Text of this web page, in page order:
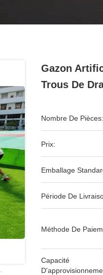
Gazon
Trous De
Nombre De Pièces:
Prix:
Emballage
Période De
Méthode De
Capacité